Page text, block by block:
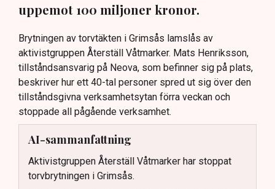
uppemot 100 miljoner kronor.
Brytningen av torvtäkten i Grimsås lamslås av
aktivistgruppen Återställ Våtmarker. Mats Henriksson,
tillståndsansvarig på Neova, som befinner sig på plats,
beskriver hur ett 40-tal personer spred ut sig över den
tillståndsgivna verksamhetsytan förra veckan och
stoppade all pågående verksamhet.
AI-sammanfattning
Aktivistgruppen Återställ Våtmarker har stoppat
torvbrytningen i Grimsås.